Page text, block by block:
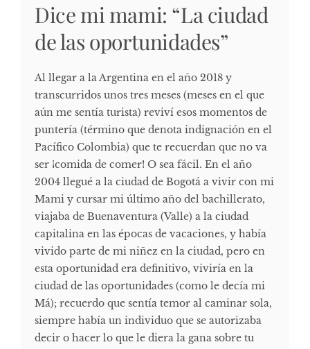
Dice mi mami: “La ciudad
de las oportunidades”
Al llegar a la Argentina en el año 2018 y
transcurridos unos tres meses (meses en el que
aún me sentía turista) reviví esos momentos de
puntería (término que denota indignación en el
Pacífico Colombia) que te recuerdan que no va
ser ¡comida de comer! O sea fácil. En el año
2004 llegué a la ciudad de Bogotá a vivir con mi
Mami y cursar mi último año del bachillerato,
viajaba de Buenaventura (Valle) a la ciudad
capitalina en las épocas de vacaciones, y había
vivido parte de mi niñez en la ciudad, pero en
esta oportunidad era definitivo, viviría en la
ciudad de las oportunidades (como le decía mi
Má); recuerdo que sentía temor al caminar sola,
siempre había un individuo que se autorizaba
decir o hacer lo que le diera la gana sobre tu